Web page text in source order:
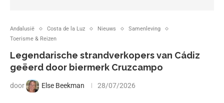
Andalusië Costa de la Luz Nieuws
Samenleving
Toerisme & Reizen
Legendarische strandverkopers van Cádiz
geëerd door biermerk Cruzcampo
door Else Beekman 28/07/2026